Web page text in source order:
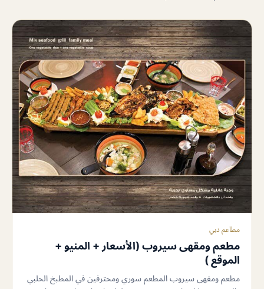
مطاعم دبي
مطعم ومقهى سيروب (الأسعار + المنيو +
الموقع )
مطعم ومقهى سيروب المطعم سوري ومحترفين في المطبخ الحلبي